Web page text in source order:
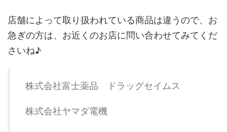
店舗によって取り扱われている商品は違うので、お
急ぎの方は、お近くのお店に問い合わせてみてくだ
さいね♪
株式会社富士薬品 ドラッグセイムス
株式会社ヤマダ電機